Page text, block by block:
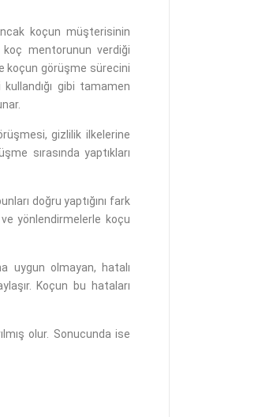
koçun müşterisinin
mentorunun verdiği
koçun görüşme sürecini
kullandığı gibi tamamen
gizlilik ilkelerine
sırasında yaptıkları
doğru yaptığını fark
yönlendirmelerle koçu
uygun olmayan, hatalı
Koçun bu hataları
olur. Sonucunda ise